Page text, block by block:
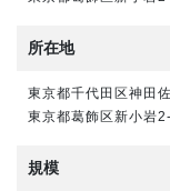
所在地
東京都千代田区神田
東京都葛飾区新小岩
規模